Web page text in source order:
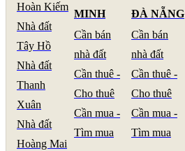
Hoàn Kiếm
Nhà đất
Tây Hồ
Nhà đất
Thanh
Xuân
Nhà đất
Hoàng Mai
MINH
Cần bán
nhà đất
Cần thuê -
Cho thuê
Cần mua -
Tìm mua
ĐÀ NẴNG
Cần bán
nhà đất
Cần thuê -
Cho thuê
Cần mua -
Tìm mua